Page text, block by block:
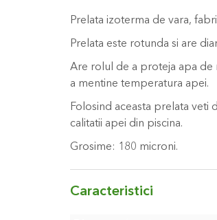
Prelata izoterma de vara,
Prelata este rotunda si are
Are rolul de a proteja apa de
a mentine temperatura apei.
Folosind aceasta prelata veti
calitatii apei din piscina.
Grosime: 180 microni.
Caracteristici